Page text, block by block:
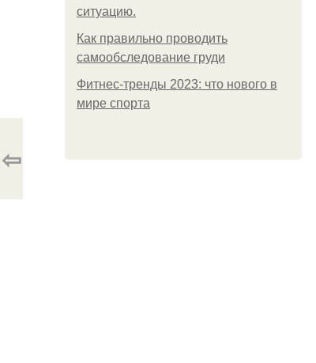
ситуацию.
Как правильно проводить
самообследование груди
Фитнес-тренды 2023: что нового в
мире спорта
⇦